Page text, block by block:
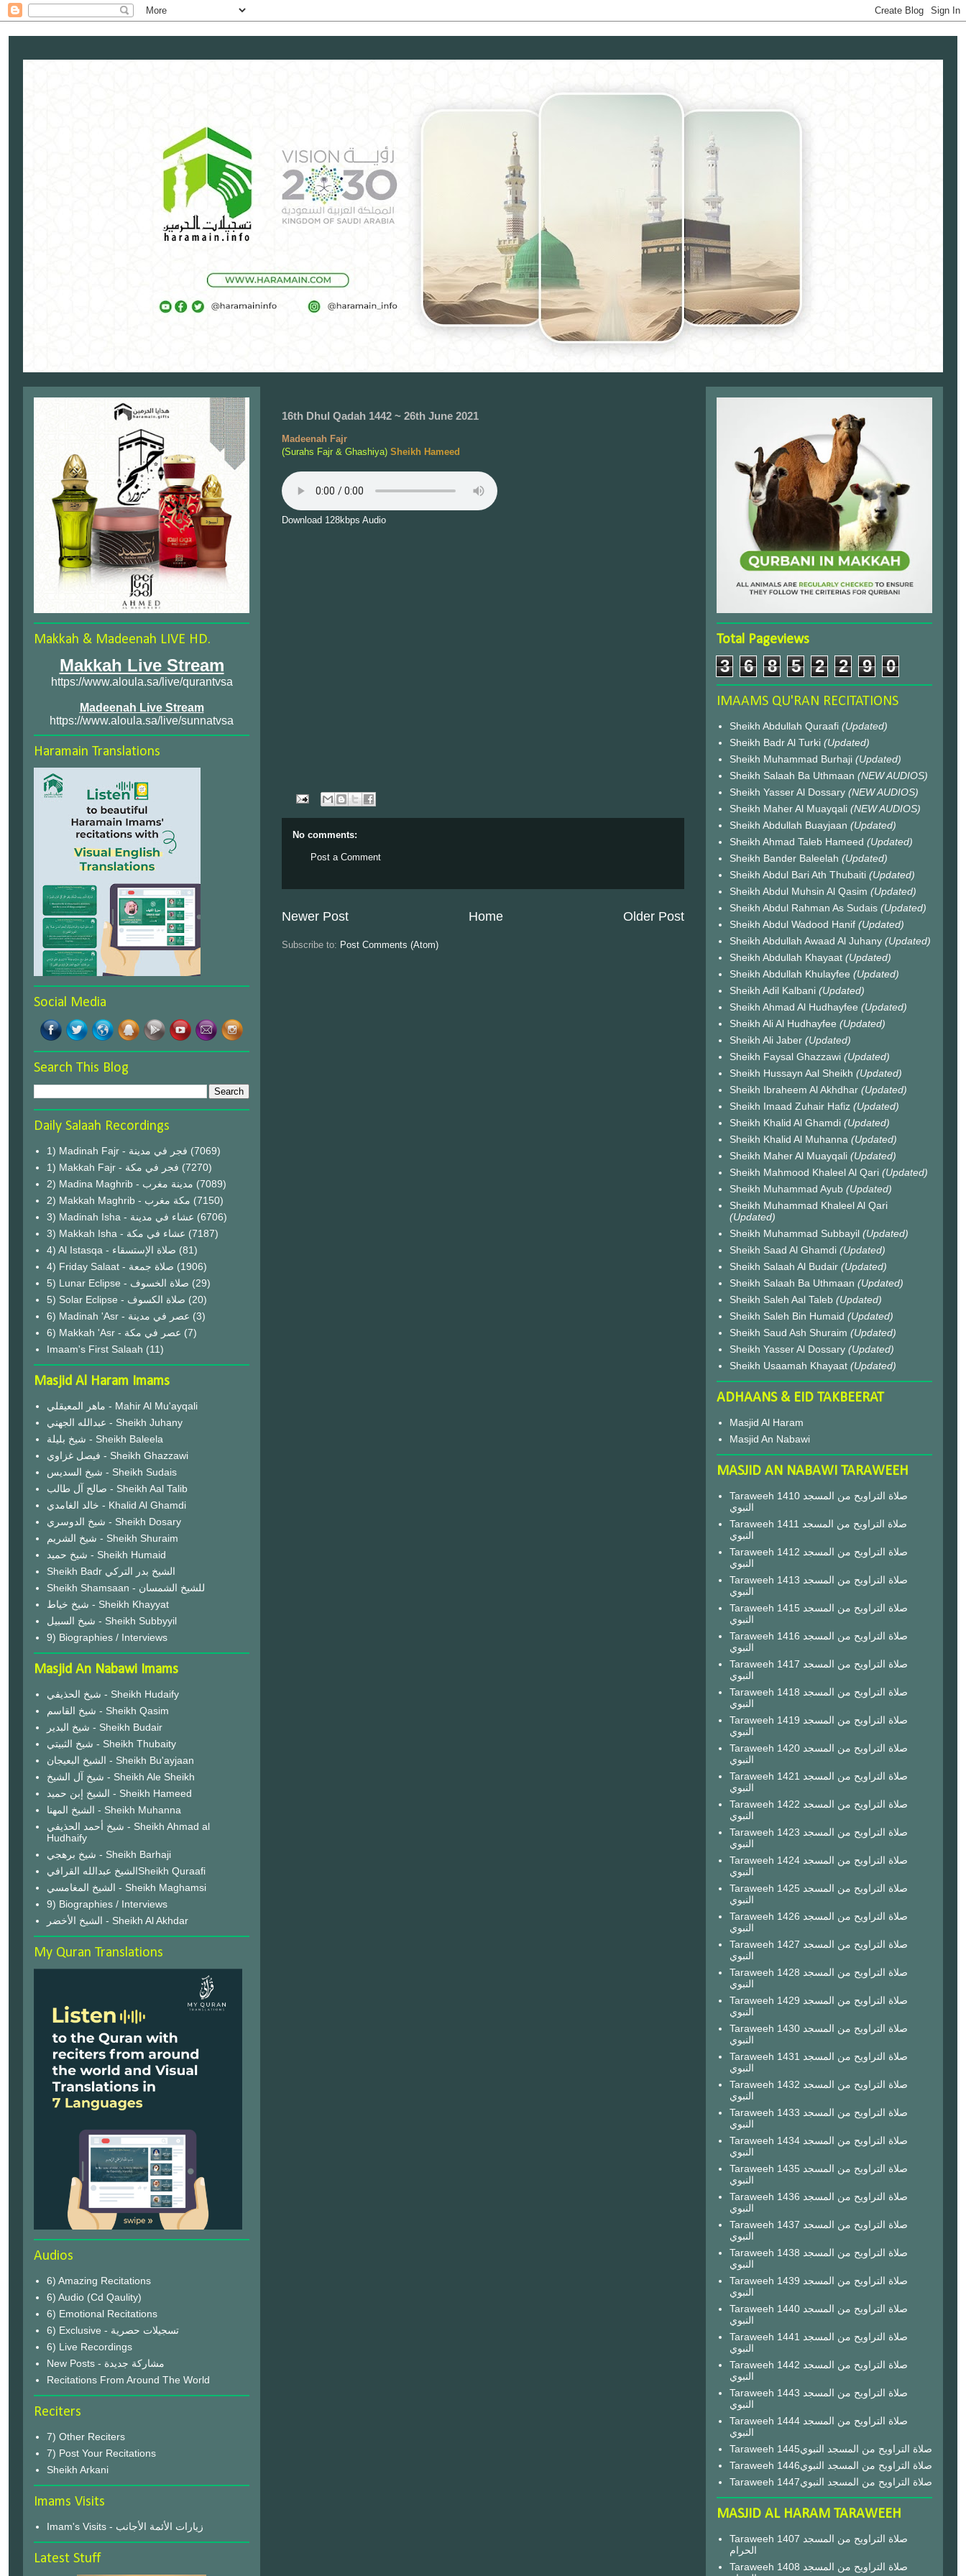
16th Dhul Qadah 1442 ~ 26th June 2021
Madeenah Fajr
(Surahs Fajr & Ghashiya) Sheikh Hameed
Download 128kbps Audio
No comments:
Post a Comment
Newer Post Older Post
Home
Subscribe to: Post Comments (Atom)
Makkah & Madeenah LIVE HD.
Makkah Live Stream
https://www.aloula.sa/live/qurantvsa
Madeenah Live Stream
https://www.aloula.sa/live/sunnatvsa
Haramain Translations
Social Media
Search This Blog
Daily Salaah Recordings
1) Madinah Fajr - فجر في مدينة (7069)
1) Makkah Fajr - فجر في مكة (7270)
2) Madina Maghrib - مدينة مغرب (7089)
2) Makkah Maghrib - مكة مغرب (7150)
3) Madinah Isha - عشاء في مدينة (6706)
3) Makkah Isha - عشاء في مكة (7187)
4) Al Istasqa - صلاة الإستسقاء (81)
4) Friday Salaat - صلاة جمعة (1906)
5) Lunar Eclipse - صلاة الخسوف (29)
(20)
6) Madinah 'Asr - عصر في مدينة (3)
6) Makkah 'Asr - عصر في مكة (7)
Imaam's First Salaah (11)
Masjid Al Haram Imams
ماهر المعيقلي - Mahir Al Mu'ayqali
عبدالله الجهني - Sheikh Juhany
شيخ بليلة - Sheikh Baleela
فيصل غزاوي - Sheikh Ghazzawi
شيخ السديس - Sheikh Sudais
صالح آل طالب - Sheikh Aal Talib
خالد الغامدي - Khalid Al Ghamdi
شيخ الدوسري - Sheikh Dosary
شيخ الشريم - Sheikh Shuraim
شيخ حميد - Sheikh Humaid
Sheikh Badr الشيخ بدر التركي
Sheikh Shamsaan - للشيخ الشمسان
شيخ خياط - Sheikh Khayyat
شيخ السبيل - Sheikh Subbyyil
9) Biographies / Interviews
Masjid An Nabawi Imams
شيخ الحذيفي - Sheikh Hudaify
شيخ القاسم - Sheikh Qasim
شيخ البدير - Sheikh Budair
شيخ الثبيتي - Sheikh Thubaity
الشيخ البعيجان - Sheikh Bu'ayjaan
شيخ آل الشيخ - Sheikh Ale Sheikh
الشيخ إبن حميد - Sheikh Hameed
الشيخ المهنا - Sheikh Muhanna
شيخ أحمد الحذيفي - Sheikh Ahmad al
Hudhaify
شيخ برهجي - Sheikh Barhaji
الشيخ عبدالله القرافيSheikh Quraafi
الشيخ المغامسي - Sheikh Maghamsi
9) Biographies / Interviews
الشيخ الأخضر - Sheikh Al Akhdar
My Quran Translations
Audios
6) Amazing Recitations
6) Audio (Cd Qaulity)
6) Emotional Recitations
6) Exclusive - تسجيلات حصرية
6) Live Recordings
New Posts - مشاركة جديدة
Recitations From Around The World
Reciters
7) Other Reciters
7) Post Your Recitations
Sheikh Arkani
Imams Visits
Imam's Visits - زيارات الأئمة الأجانب
Latest Stuff
Total Pageviews
3 6 8 5 2 2 9 0
IMAAMS QU'RAN RECITATIONS
Sheikh Abdullah Quraafi (Updated)
Sheikh Badr Al Turki (Updated)
Sheikh Muhammad Burhaji (Updated)
Sheikh Salaah Ba Uthmaan (NEW AUDIOS)
Sheikh Yasser Al Dossary (NEW AUDIOS)
Sheikh Maher Al Muayqali (NEW AUDIOS)
Sheikh Abdullah Buayjaan (Updated)
Sheikh Ahmad Taleb Hameed (Updated)
Sheikh Bander Baleelah (Updated)
Sheikh Abdul Bari Ath Thubaiti (Updated)
Sheikh Abdul Muhsin Al Qasim (Updated)
Sheikh Abdul Rahman As Sudais (Updated)
Sheikh Abdul Wadood Hanif (Updated)
Sheikh Abdullah Awaad Al Juhany (Updated)
Sheikh Abdullah Khayaat (Updated)
Sheikh Abdullah Khulayfee (Updated)
Sheikh Adil Kalbani (Updated)
Sheikh Ahmad Al Hudhayfee (Updated)
Sheikh Ali Al Hudhayfee (Updated)
Sheikh Ali Jaber (Updated)
Sheikh Faysal Ghazzawi (Updated)
Sheikh Hussayn Aal Sheikh (Updated)
Sheikh Ibraheem Al Akhdhar (Updated)
Sheikh Imaad Zuhair Hafiz (Updated)
Sheikh Khalid Al Ghamdi (Updated)
Sheikh Khalid Al Muhanna (Updated)
Sheikh Maher Al Muayqali (Updated)
Sheikh Mahmood Khaleel Al Qari (Updated)
Sheikh Muhammad Ayub (Updated)
Sheikh Muhammad Khaleel Al Qari
(Updated)
Sheikh Muhammad Subbayil (Updated)
Sheikh Saad Al Ghamdi (Updated)
Sheikh Salaah Al Budair (Updated)
Sheikh Salaah Ba Uthmaan (Updated)
Sheikh Saleh Aal Taleb (Updated)
Sheikh Saleh Bin Humaid (Updated)
Sheikh Saud Ash Shuraim (Updated)
Sheikh Yasser Al Dossary (Updated)
Sheikh Usaamah Khayaat (Updated)
ADHAANS & EID TAKBEERAT
Masjid Al Haram
Masjid An Nabawi
MASJID AN NABAWI TARAWEEH
Taraweeh 1410 صلاة التراويح من المسجد
النبوي
Taraweeh 1411 صلاة التراويح من المسجد
النبوي
Taraweeh 1412 صلاة التراويح من المسجد
النبوي
Taraweeh 1413 صلاة التراويح من المسجد
النبوي
Taraweeh 1415 صلاة التراويح من المسجد
النبوي
Taraweeh 1416 صلاة التراويح من المسجد
النبوي
Taraweeh 1417 صلاة التراويح من المسجد
النبوي
Taraweeh 1418 صلاة التراويح من المسجد
النبوي
Taraweeh 1419 صلاة التراويح من المسجد
النبوي
Taraweeh 1420 صلاة التراويح من المسجد
النبوي
Taraweeh 1421 صلاة التراويح من المسجد
النبوي
Taraweeh 1422 صلاة التراويح من المسجد
النبوي
Taraweeh 1423 صلاة التراويح من المسجد
النبوي
Taraweeh 1424 صلاة التراويح من المسجد
النبوي
Taraweeh 1425 صلاة التراويح من المسجد
النبوي
Taraweeh 1426 صلاة التراويح من المسجد
النبوي
Taraweeh 1427 صلاة التراويح من المسجد
النبوي
Taraweeh 1428 صلاة التراويح من المسجد
النبوي
Taraweeh 1429 صلاة التراويح من المسجد
النبوي
Taraweeh 1430 صلاة التراويح من المسجد
النبوي
Taraweeh 1431 صلاة التراويح من المسجد
النبوي
Taraweeh 1432 صلاة التراويح من المسجد
النبوي
Taraweeh 1433 صلاة التراويح من المسجد
النبوي
Taraweeh 1434 صلاة التراويح من المسجد
النبوي
Taraweeh 1435 صلاة التراويح من المسجد
النبوي
Taraweeh 1436 صلاة التراويح من المسجد
النبوي
Taraweeh 1437 صلاة التراويح من المسجد
النبوي
Taraweeh 1438 صلاة التراويح من المسجد
النبوي
Taraweeh 1439 صلاة التراويح من المسجد
النبوي
Taraweeh 1440 صلاة التراويح من المسجد
النبوي
Taraweeh 1441 صلاة التراويح من المسجد
النبوي
Taraweeh 1442 صلاة التراويح من المسجد
النبوي
Taraweeh 1443 صلاة التراويح من المسجد
النبوي
Taraweeh 1444 صلاة التراويح من المسجد
النبوي
Taraweeh 1445صلاة التراويح من المسجد النبوي
Taraweeh 1446صلاة التراويح من المسجد النبوي
Taraweeh 1447صلاة التراويح من المسجد النبوي
MASJID AL HARAM TARAWEEH
Taraweeh 1407 صلاة التراويح من المسجد
الحرام
Taraweeh 1408 صلاة التراويح من المسجد